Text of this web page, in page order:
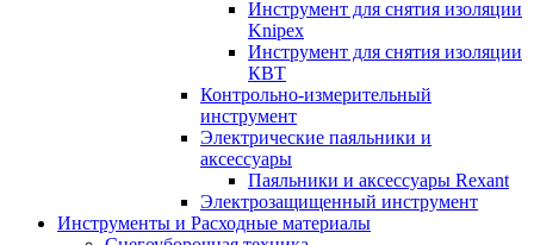
Инструмент для снятия изоляции
Knipex
Инструмент для снятия изоляции
КВТ
Контрольно-измерительный
инструмент
Электрические паяльники и
аксессуары
Паяльники и аксессуары Rexant
Электрозащищенный инструмент
Инструменты и Расходные материалы